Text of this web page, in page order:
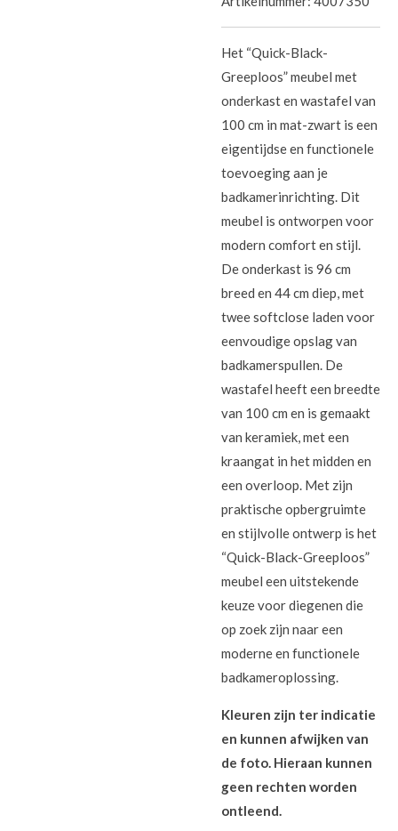
Het “Quick-Black-
Greeploos” meubel met
onderkast en wastafel van
100 cm in mat-zwart is een
eigentijdse en functionele
toevoeging aan je
badkamerinrichting. Dit
meubel is ontworpen voor
modern comfort en stijl.
De onderkast is 96 cm
breed en 44 cm diep, met
twee softclose laden voor
eenvoudige opslag van
badkamerspullen. De
wastafel heeft een breedte
van 100 cm en is gemaakt
van keramiek, met een
kraangat in het midden en
een overloop. Met zijn
praktische opbergruimte
en stijlvolle ontwerp is het
“Quick-Black-Greeploos”
meubel een uitstekende
keuze voor diegenen die
op zoek zijn naar een
moderne en functionele
badkameroplossing.
Kleuren zijn ter indicatie
en kunnen afwijken van
de foto. Hieraan kunnen
geen rechten worden
ontleend.